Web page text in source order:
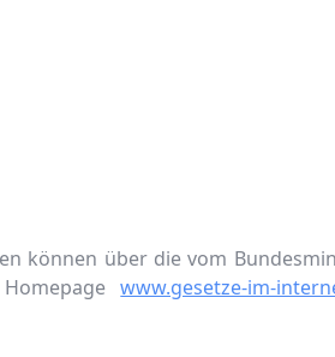
können über die vom
www.gesetze-im-